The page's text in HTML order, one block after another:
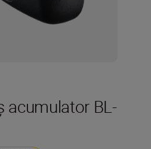
acumulator BL-